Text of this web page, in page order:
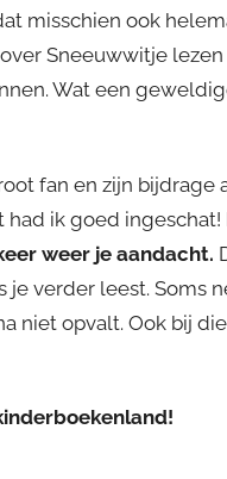
misschien ook
Sneeuwwitje
Wat een
fan en zijn bijdrage
ik goed ingeschat!
weer je aandacht.
verder leest. Soms
niet opvalt. Ook bij